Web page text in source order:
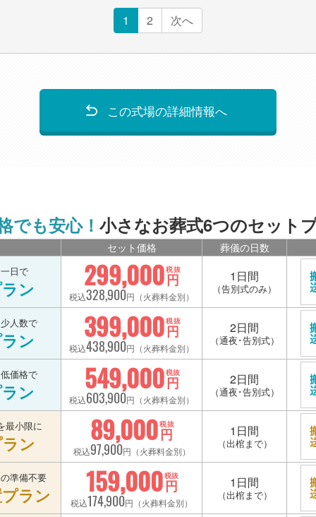
1 2 次へ
この式場の詳細情報へ
でも安心！ 小さなお葬式6つのセット
セット価格 葬儀の日数
日で
ン 299,000円
税抜
税込328,900円（火葬料金別）
1日間
（告別式のみ）
人数で
ン 399,000円
税抜
税込438,900円（火葬料金別）
2日間
（通夜･告別式）
価格で
ン 549,000円
税抜
税込603,900円（火葬料金別）
2日間
（通夜･告別式）
最小限に
ン 89,000円
税抜
税込97,900円（火葬料金別）
1日間
（出棺まで）
準備不要
ラン 159,000円
税抜
税込174,900円（火葬料金別）
1日間
（出棺まで）